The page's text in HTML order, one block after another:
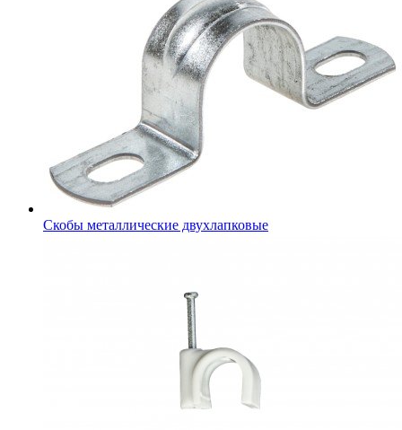
Скобы металлические двухлапковые